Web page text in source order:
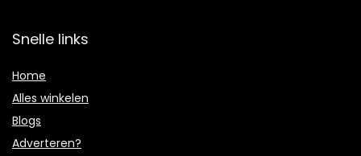
Snelle links
Home
Alles winkelen
Blogs
Adverteren?